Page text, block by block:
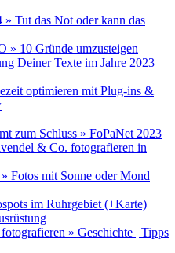
» Tut das Not oder kann das
» 10 Gründe umzusteigen
Deiner Texte im Jahre 2023
optimieren mit Plug-ins &
zum Schluss » FoPaNet 2023
& Co. fotografieren in
Fotos mit Sonne oder Mond
im Ruhrgebiet (+Karte)
» Geschichte | Tipps